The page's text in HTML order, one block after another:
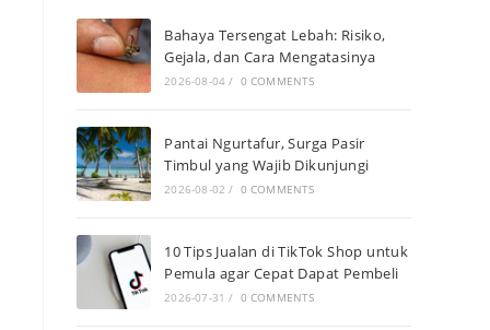
Bahaya Tersengat Lebah: Risiko,
Gejala, dan Cara Mengatasinya
2026-08-04 / 0 COMMENTS
Pantai Ngurtafur, Surga Pasir
Timbul yang Wajib Dikunjungi
2026-08-02 / 0 COMMENTS
10 Tips Jualan di TikTok Shop untuk
Pemula agar Cepat Dapat Pembeli
2026-07-31 / 0 COMMENTS